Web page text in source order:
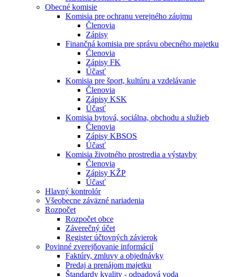
Obecné komisie
Komisia pre ochranu verejného záujmu
Členovia
Zápisy
Finančná komisia pre správu obecného majetku
Členovia
Zápisy FK
Účasť
Komisia pre šport, kultúru a vzdelávanie
Členovia
Zápisy KSK
Účasť
Komisia bytová, sociálna, obchodu a služieb
Členovia
Zápisy KBSOS
Účasť
Komisia životného prostredia a výstavby
Členovia
Zápisy KŽP
Účasť
Hlavný kontrolór
Všeobecne záväzné nariadenia
Rozpočet
Rozpočet obce
Záverečný účet
Register účtovných závierok
Povinné zverejňovanie informácií
Faktúry, zmluvy a objednávky
Predaj a prenájom majetku
Štandardy kvality - odpadová voda